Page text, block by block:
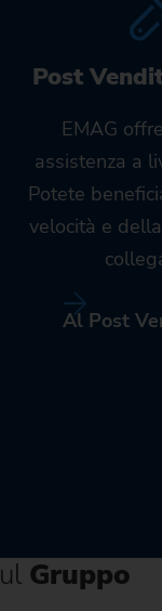
Post
EMAG
assistenza a
Potete
velocità e
Al Post
Gruppo